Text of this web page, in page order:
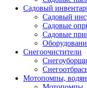
Садовый
Садовый
Садовые
Садовые
Снегоочистители
Мотопомпы,